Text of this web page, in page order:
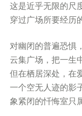
这是近乎无限的尺
穿过广场所要经历
对幽闭的普遍恐惧
云集广场，把一生
但在栖居深处，在
一个空无人迹的影
象紧闭的忏悔室只